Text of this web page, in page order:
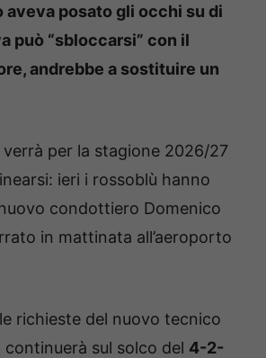
aveva posato gli occhi su di
può “sbloccarsi” con il
andrebbe a sostituire un
verrà per la stagione 2026/27
ieri i rossoblù hanno
condottiero Domenico
in mattinata all’aeroporto
richieste del nuovo tecnico
continuerà sul solco del 4-2-